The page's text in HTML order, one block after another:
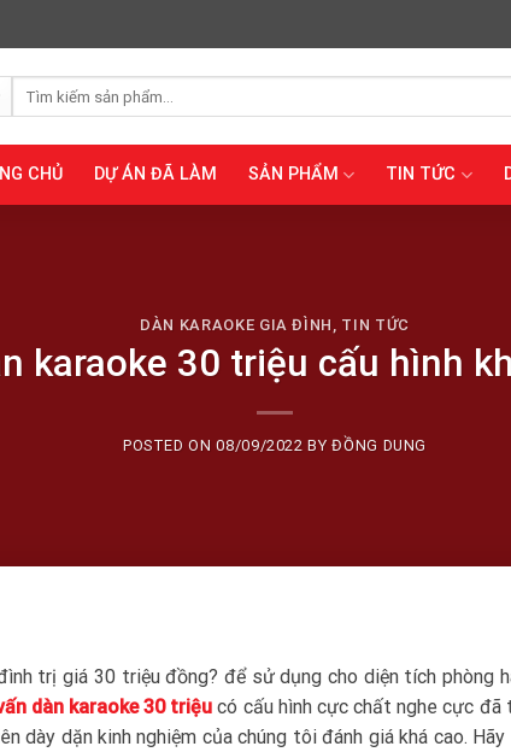
CHỦ DỰ ÁN ĐÃ LÀM SẢN PHẨM TIN TỨC
DÀN KARAOKE GIA ĐÌNH TIN TỨC
karaoke 30 triệu cấu hình
POSTED ON08/09/2022 BYĐỒNG DUNG
trị giá 30 triệu đồng? để sử dụng cho diện tích phòng
dàn karaoke 30 triệu có cấu hình cực chất nghe cực đã
dày dặn kinh nghiệm của chúng tôi đánh giá khá cao.